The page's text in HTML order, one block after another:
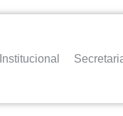
Institucional